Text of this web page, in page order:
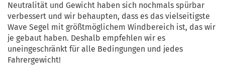
Neutralität und Gewicht haben sich nochmals spürbar
verbessert und wir behaupten, dass es das vielseitigste
Wave Segel mit größtmöglichem Windbereich ist, das wir
je gebaut haben. Deshalb empfehlen wir es
uneingeschränkt für alle Bedingungen und jedes
Fahrergewicht!